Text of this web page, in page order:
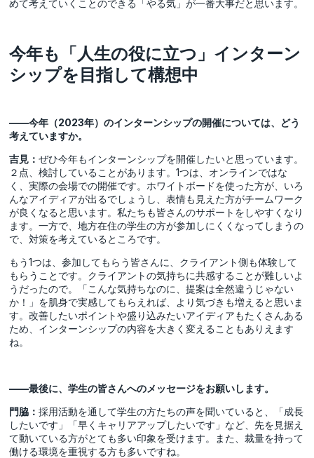
めて考えていくことのできる「やる気」が一番大事だと思います。
今年も「人生の役に立つ」インターン
シップを目指して構想中
――今年（2023年）のインターンシップの開催については、どう
考えていますか。
吉見：ぜひ今年もインターンシップを開催したいと思っています。
２点、検討していることがあります。1つは、オンラインではな
く、実際の会場での開催です。ホワイトボードを使った方が、いろ
んなアイディアが出るでしょうし、表情も見えた方がチームワーク
が良くなると思います。私たちも皆さんのサポートをしやすくなり
ます。一方で、地方在住の学生の方が参加しにくくなってしまうの
で、対策を考えているところです。
もう1つは、参加してもらう皆さんに、クライアント側も体験して
もらうことです。クライアントの気持ちに共感することが難しいよ
うだったので。「こんな気持ちなのに、提案は全然違うじゃない
か！」を肌身で実感してもらえれば、より気づきも増えると思いま
す。改善したいポイントや盛り込みたいアイディアもたくさんある
ため、インターンシップの内容を大きく変えることもありえます
ね。
――最後に、学生の皆さんへのメッセージをお願いします。
門脇：採用活動を通して学生の方たちの声を聞いていると、「成長
したいです」「早くキャリアアップしたいです」など、先を見据え
て動いている方がとても多い印象を受けます。また、裁量を持って
働ける環境を重視する方も多いですね。